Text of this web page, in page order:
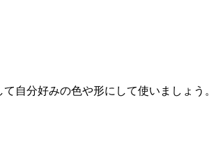
自分好みの色や形にして使いましょう。